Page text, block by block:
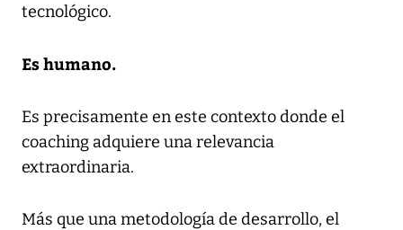
tecnológico.
Es humano.
Es precisamente en este contexto donde el
coaching adquiere una relevancia
extraordinaria.
Más que una metodología de desarrollo, el